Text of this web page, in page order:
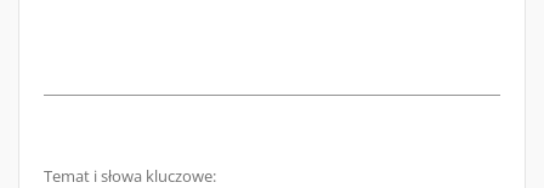
Temat i słowa kluczowe: